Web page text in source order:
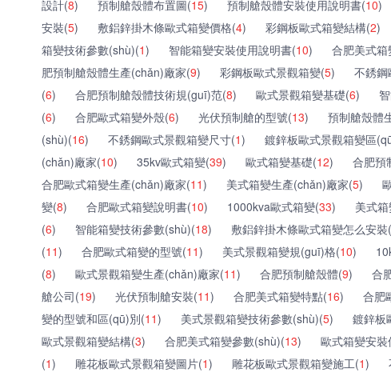
設計(8) 預制艙殼體布置圖(15) 預制艙殼體安裝使用說明書(10)
安裝(5) 敷鋁鋅掛木條歐式箱變價格(4) 彩鋼板歐式箱變結構(2)
箱變技術參數(shù)(1) 智能箱變安裝使用說明書(10) 合肥美式箱
肥預制艙殼體生產(chǎn)廠家(9) 彩鋼板歐式景觀箱變(5) 不銹鋼
(6) 合肥預制艙殼體技術規(guī)范(8) 歐式景觀箱變基礎(6)
(6) 合肥歐式箱變外殼(6) 光伏預制艙的型號(13) 預制艙殼體
(shù)(16) 不銹鋼歐式景觀箱變尺寸(1) 鍍鋅板歐式景觀箱變區
(chǎn)廠家(10) 35kv歐式箱變(39) 歐式箱變基礎(12) 合肥預
合肥歐式箱變生產(chǎn)廠家(11) 美式箱變生產(chǎn)廠家(5)
變(8) 合肥歐式箱變說明書(10) 1000kva歐式箱變(33) 美式
(6) 智能箱變技術參數(shù)(18) 敷鋁鋅掛木條歐式箱變怎么安裝(
(11) 合肥歐式箱變的型號(11) 美式景觀箱變規(guī)格(10)
(8) 歐式景觀箱變生產(chǎn)廠家(11) 合肥預制艙殼體(9) 合
艙公司(19) 光伏預制艙安裝(11) 合肥美式箱變特點(16) 合肥
變的型號和區(qū)別(11) 美式景觀箱變技術參數(shù)(5) 鍍鋅板
歐式景觀箱變結構(3) 合肥美式箱變參數(shù)(13) 歐式箱變安
(1) 雕花板歐式景觀箱變圖片(1) 雕花板歐式景觀箱變施工(1)